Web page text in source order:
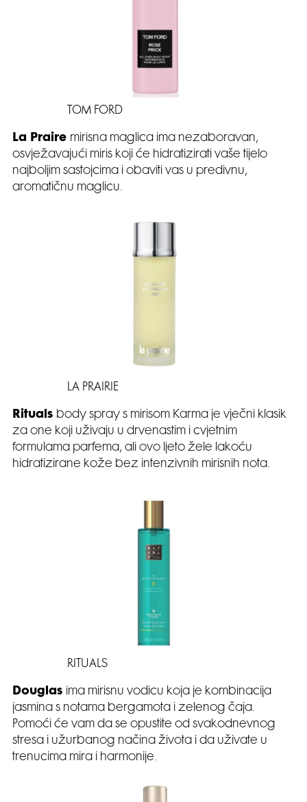
TOM FORD
La Praire mirisna maglica ima nezaboravan,
osvježavajući miris koji će hidratizirati vaše tijelo
najboljim sastojcima i obaviti vas u predivnu,
aromatičnu maglicu.
LA PRAIRIE
Rituals body spray s mirisom Karma je vječni klasik
za one koji uživaju u drvenastim i cvjetnim
formulama parfema, ali ovo ljeto žele lakoću
hidratizirane kože bez intenzivnih mirisnih nota.
RITUALS
Douglas
ima mirisnu vodicu koja je kombinacija
jasmina s notama bergamota i zelenog čaja.
Pomoći će vam da se opustite od svakodnevnog
stresa i užurbanog načina života i da uživate u
trenucima mira i harmonije.